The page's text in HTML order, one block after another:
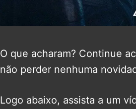
O que acharam? Continue
não perder nenhuma
Logo abaixo, assista a um